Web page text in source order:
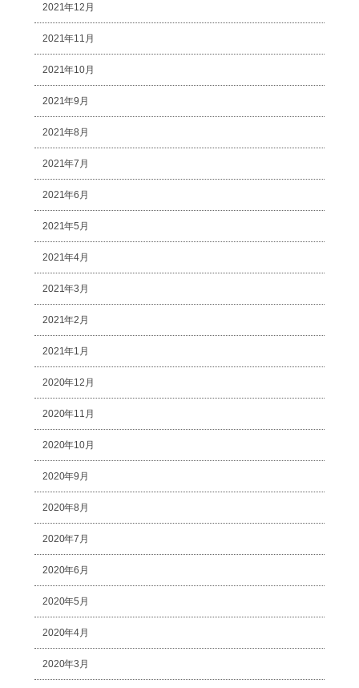
2021年12月
2021年11月
2021年10月
2021年9月
2021年8月
2021年7月
2021年6月
2021年5月
2021年4月
2021年3月
2021年2月
2021年1月
2020年12月
2020年11月
2020年10月
2020年9月
2020年8月
2020年7月
2020年6月
2020年5月
2020年4月
2020年3月